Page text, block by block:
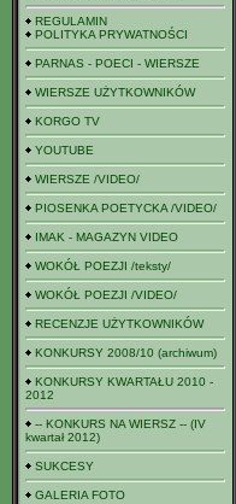
REGULAMIN
POLITYKA PRYWATNOŚCI
PARNAS - POECI - WIERSZE
WIERSZE UŻYTKOWNIKÓW
KORGO TV
YOUTUBE
WIERSZE /VIDEO/
PIOSENKA POETYCKA /VIDEO/
IMAK - MAGAZYN VIDEO
WOKÓŁ POEZJI /teksty/
WOKÓŁ POEZJI /VIDEO/
RECENZJE UŻYTKOWNIKÓW
KONKURSY 2008/10 (archiwum)
KONKURSY KWARTAŁU 2010 -
2012
-- KONKURS NA WIERSZ -- (IV
kwartał 2012)
SUKCESY
GALERIA FOTO